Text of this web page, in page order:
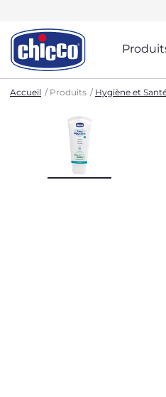
Accueil Produits Hygiène et